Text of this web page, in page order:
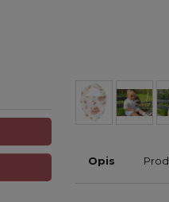
Opis